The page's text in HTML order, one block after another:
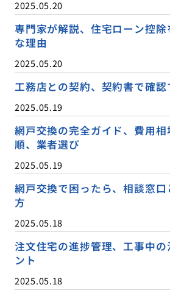
2025.05.20
専門家が解説、住宅ローン控
な理由
2025.05.20
工務店との契約、契約書で確
2025.05.19
網戸交換の完全ガイド、費用相
順、業者選び
2025.05.19
網戸交換で困ったら、相談窓
方
2025.05.18
注文住宅の進捗管理、工事中
ント
2025.05.18